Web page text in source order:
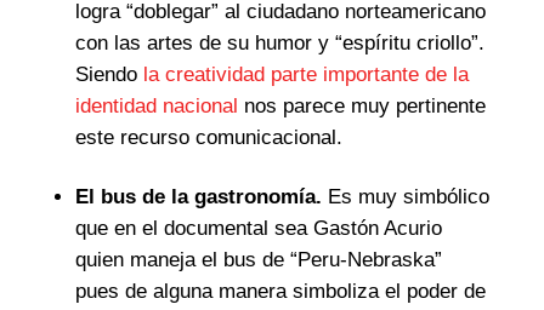
logra “doblegar” al ciudadano norteamericano
con las artes de su humor y “espíritu criollo”.
Siendo la creatividad parte importante de la
identidad nacional nos parece muy pertinente
este recurso comunicacional.
El bus de la gastronomía. Es muy simbólico
que en el documental sea Gastón Acurio
quien maneja el bus de “Peru-Nebraska”
pues de alguna manera simboliza el poder de